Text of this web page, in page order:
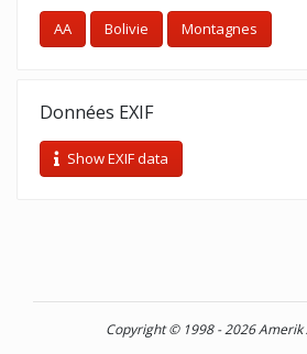
AA Bolivie Montagnes
Données EXIF
Show EXIF data
Copyright © 1998 - 2026 Amerik